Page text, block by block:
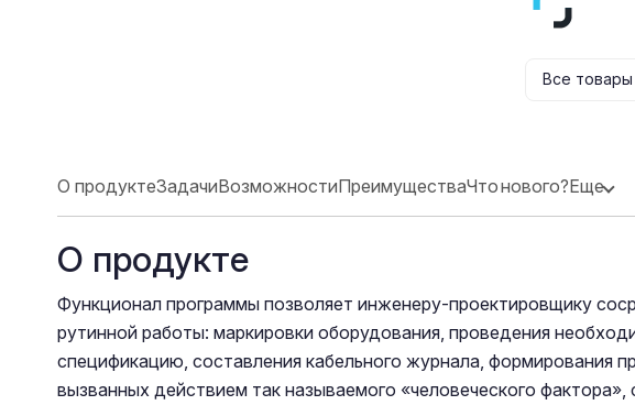
Все
О продуктеЗадачиВозможностиПреимуществаЧто нового?Еще
О продукте
Функционал программы позволяет инженеру-проектировщику
рутинной работы: маркировки оборудования, проведения
спецификацию, составления кабельного журнала, формирования
вызванных действием так называемого «человеческого